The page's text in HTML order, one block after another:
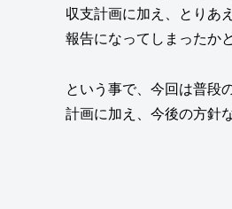
収支計画に加え、とりあ
報告になってしまったか
という事で、今回は普段
計画に加え、今後の方針